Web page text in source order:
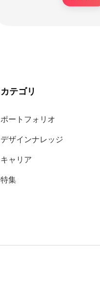
カテゴリ
ポートフォリオ
デザインナレッジ
キャリア
特集